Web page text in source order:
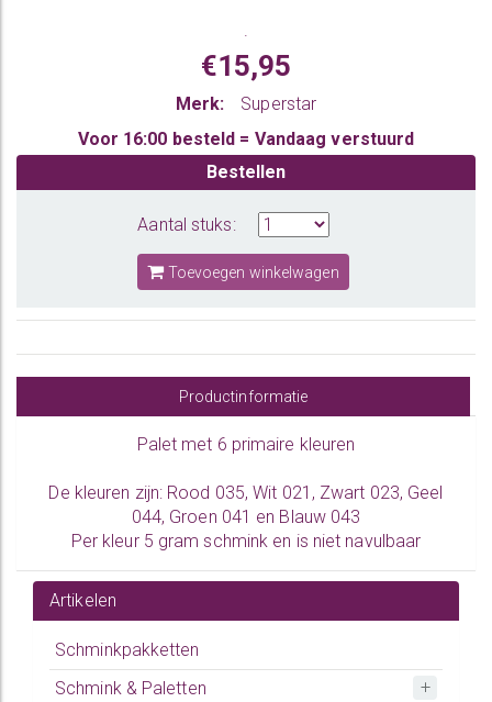
.
€15,95
Merk:
Superstar
Voor 16:00 besteld = Vandaag verstuurd
Bestellen
Aantal stuks:
Toevoegen winkelwagen
Productinformatie
Palet met 6 primaire kleuren
De kleuren zijn: Rood 035, Wit 021, Zwart 023, Geel
044, Groen 041 en Blauw 043
Per kleur 5 gram schmink en is niet navulbaar
Artikelen
Schminkpakketten
Schmink & Paletten